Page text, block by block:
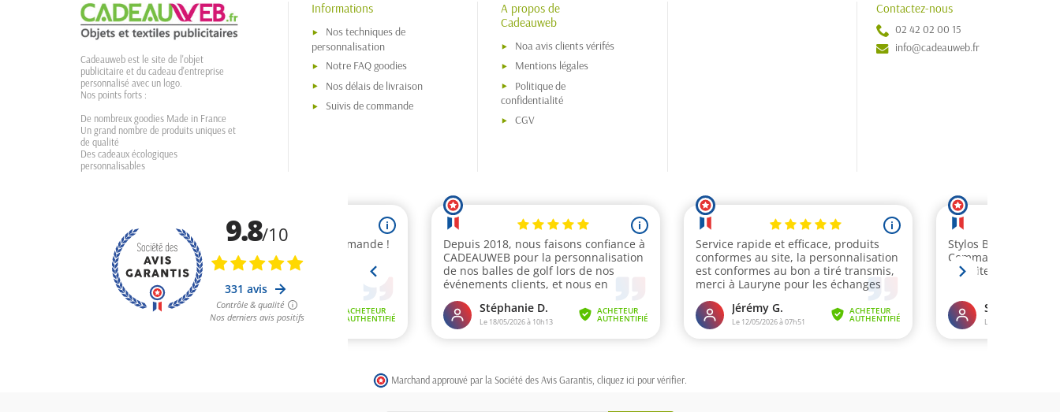
Cadeauweb est le site de l'objet
publicitaire et du cadeau d'entreprise
personnalisé avec un logo.
Nos points forts :
De nombreux goodies Made in France
Un grand nombre de produits uniques et
de qualité
Des cadeaux écologiques
personnalisables
Informations
Nos techniques de
personnalisation
Notre FAQ goodies
Nos délais de livraison
Suivis de commande
A propos de
Cadeauweb
Noa avis clients vérifés
Mentions légales
Politique de
confidentialité
CGV
Contactez-nous
02 42 02 00 15
info@cadeauweb.fr
Marchand approuvé par la Société des Avis Garantis, cliquez ici pour vérifier